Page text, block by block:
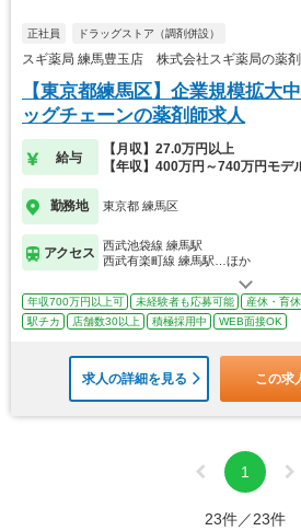
正社員 ドラッグストア（調剤併設）
スギ薬局 練馬豊玉店 株式会社スギ薬局の薬
【東京都練馬区】企業規模拡大
ッグチェーンの薬剤師求人
給与
【月収】27.0万円以上
【年収】400万円～740万円モデ
勤務地 東京都 練馬区
アクセス
西武池袋線 練馬駅
西武有楽町線 練馬駅…ほか
年収700万円以上可 未経験者も応募可能 産休・育
駅チカ
店舗数30以上 積極採用中 WEB面接OK
求人の詳細を見る この求
1
23件／23件